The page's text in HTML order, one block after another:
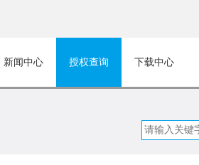
新闻中心 授权查询 下载中心